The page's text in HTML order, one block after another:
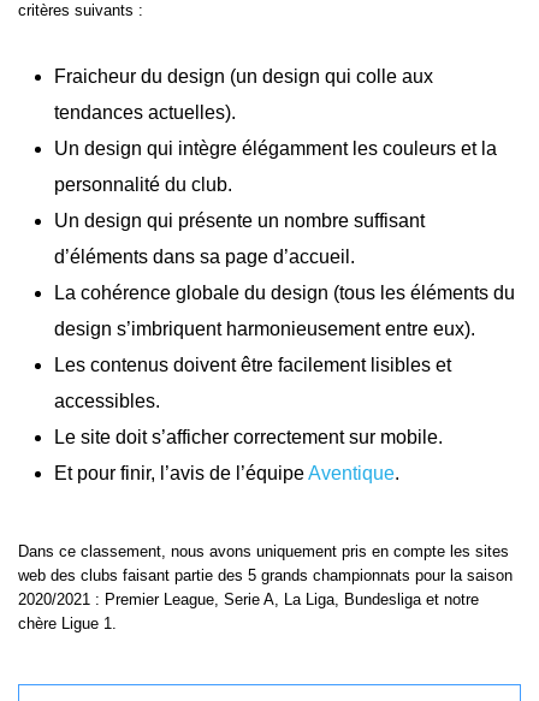
critères suivants :
Fraicheur du design (un design qui colle aux
tendances actuelles).
Un design qui intègre élégamment les couleurs et la
personnalité du club.
Un design qui présente un nombre suffisant
d’éléments dans sa page d’accueil.
La cohérence globale du design (tous les éléments du
design s’imbriquent harmonieusement entre eux).
Les contenus doivent être facilement lisibles et
accessibles.
Le site doit s’afficher correctement sur mobile.
Et pour finir, l’avis de l’équipeAventique.
Dans ce classement, nous avons uniquement pris en compte les sites
web des clubs faisant partie des 5 grands championnats pour la saison
2020/2021 : Premier League, Serie A, La Liga, Bundesliga et notre
chère Ligue 1.